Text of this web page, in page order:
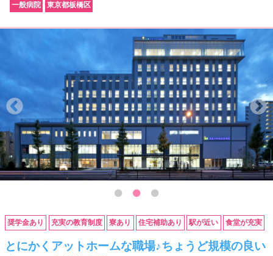
一般病院 東京都板橋区
奨学金あり 充実の教育制度 寮あり 住宅補助あり 駅が近い 食堂が充実
とにかくアットホームな職場♪ちょうど規模の良い